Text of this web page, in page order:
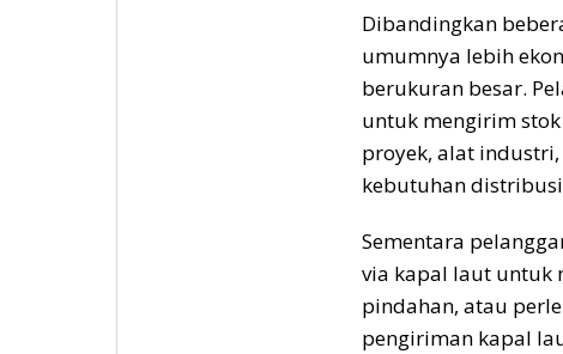
Dibandingkan
umumnya lebih
berukuran besar.
untuk mengirim
proyek, alat
kebutuhan
Sementara
via kapal laut untuk
pindahan, atau
pengiriman kapal